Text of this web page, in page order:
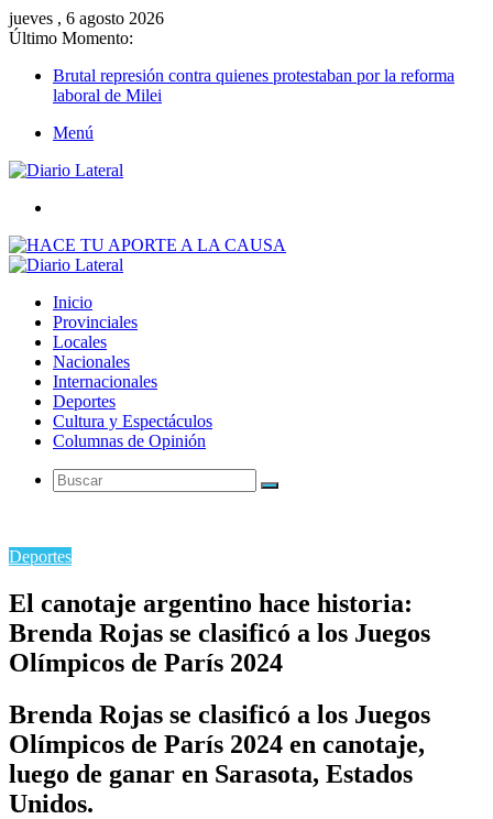
jueves , 6 agosto 2026
Último Momento:
Brutal represión contra quienes protestaban por la reforma
laboral de Milei
Menú
Inicio
Provinciales
Locales
Nacionales
Internacionales
Deportes
Cultura y Espectáculos
Columnas de Opinión
Buscar
Deportes
El canotaje argentino hace historia:
Brenda Rojas se clasificó a los Juegos
Olímpicos de París 2024
Brenda Rojas se clasificó a los Juegos
Olímpicos de París 2024 en canotaje,
luego de ganar en Sarasota, Estados
Unidos.